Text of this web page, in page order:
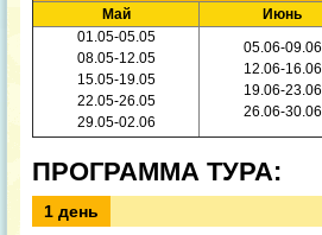
Май
Июнь
01.05-05.05
08.05-12.05
15.05-19.05
22.05-26.05
29.05-02.06
05.06-09.06
12.06-16.06
19.06-23.06
26.06-30.06
ПРОГРАММА ТУРА:
1 день